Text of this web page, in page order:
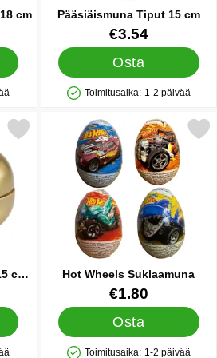
cm Pääsiäismuna Tiput 15 cm
Tuote.nro 17151
€3.54
Osta
Saatavuus: Varastossa
Toimitusaika: 1-2 päivää
cm
15 cm Kulta suosikiksi
Hot Wheels Suklaamuna
Tuote.nro 45207
€1.80
Osta
Toimitusaika: 1-2 päivää
Merkitse hot Wheels